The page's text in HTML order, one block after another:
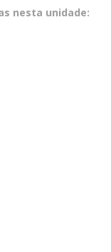
nesta unidade: